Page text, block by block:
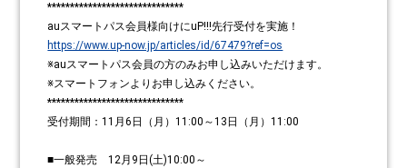
******************************
auスマートパス会員様向けにuP!!!先行受付を実施！
https://www.up-now.jp/articles/id/67479?ref=os
※auスマートパス会員の方のみお申し込みいただけます。
※スマートフォンよりお申し込みください。
******************************
受付期間：11月6日（月）11:00～13日（月）11:00
■一般発売 12月9日(土)10:00～